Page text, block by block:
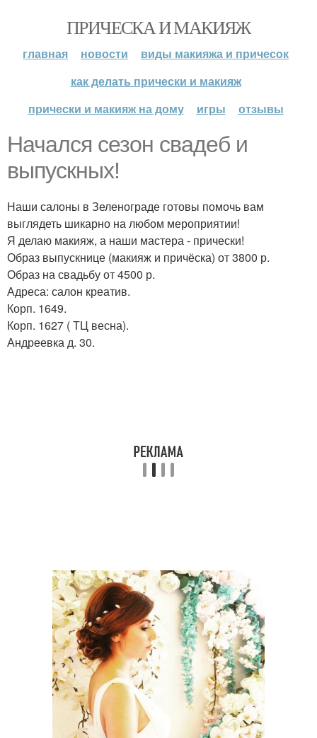
ПРИЧЕСКА И МАКИЯЖ
главная новости
виды макияжа и причесок
как делать прически и макияж
прически и макияж на дому
игры отзывы
Начался сезон свадеб и
выпускных!
Наши салоны в Зеленограде готовы помочь вам
выглядеть шикарно на любом мероприятии!
Я делаю макияж, а наши мастера - прически!
Образ выпускнице (макияж и причёска) от 3800 р.
Образ на свадьбу от 4500 р.
Адреса: салон креатив.
Корп. 1649.
Корп. 1627 ( ТЦ весна).
Андреевка д. 30.